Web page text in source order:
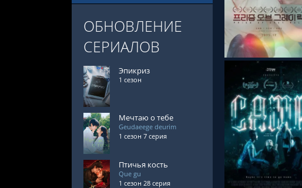
СМОТРЕТЬ ОНЛАЙН
СМОТРЕТЬ ОНЛАЙН
ОБНОВЛЕНИЕ
СЕРИАЛОВ
Эпикриз
1 сезон
Мечтаю о тебе
Geudaeege deurim
1 сезон 7 серия
Птичья кость
Que gu
1 сезон 28 серия